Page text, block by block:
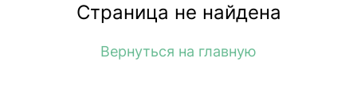
Страница не найдена
Вернуться на главную